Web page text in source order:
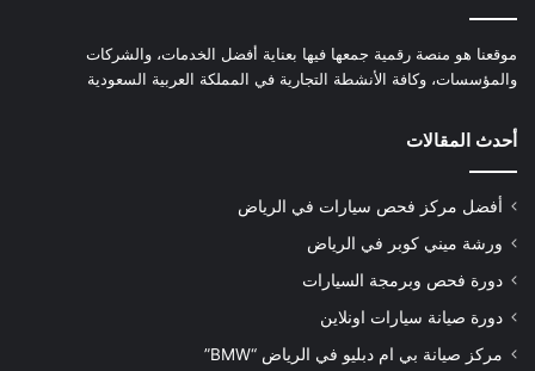
موقعنا هو منصة رقمية جمعها فيها بعناية أفضل الخدمات، والشركات
والمؤسسات، وكافة الأنشطة التجارية في المملكة العربية السعودية
أحدث المقالات
أفضل مركز فحص سيارات في الرياض
ورشة ميني كوبر في الرياض
دورة فحص وبرمجة السيارات
دورة صيانة سيارات اونلاين
مركز صيانة بي ام دبليو في الرياض “BMW”